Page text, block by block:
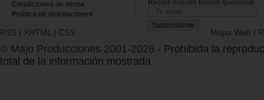
Condiciones de venta
Política de devoluciones
Recibe nuestro boletín quincenal.
RSS | XHTML | CSS Mapa Web |
© Majo Producciones 2001-2026 - Prohibida la
total de la información mostrada